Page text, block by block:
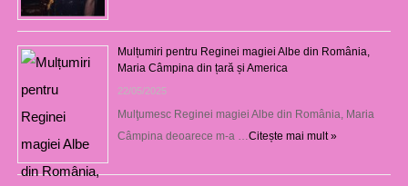
Mulțumiri pentru Reginei magiei Albe din România,
Maria Câmpina din țară și America
22/05/2025
Mulţumesc Reginei magiei Albe din România, Maria
Câmpina deoarece m-a … Citește mai mult »